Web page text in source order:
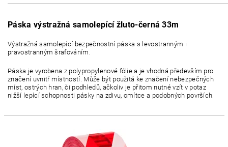
Páska výstražná samolepící žluto-černá 33m
Výstražná samolepící bezpečnostní páska s levostranným i
pravostranným šrafováním.
Páska je vyrobena z polypropylenové fólie a je vhodná především pro
značení uvnitř místností. Může být použitá ke značení nebezpečných
míst, ostrých hran, či podhledů, ačkoliv je přitom nutné vzít v potaz
nižší lepící schopnosti pásky na zdivu, omítce a podobných površích.